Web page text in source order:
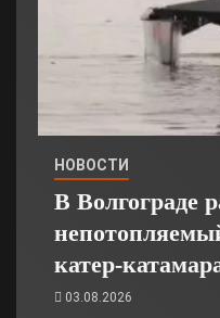
НОВОСТИ
В Волгограде
катер-
03.08.2026